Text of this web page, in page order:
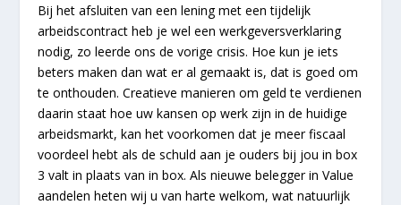
Bij het afsluiten van een lening met een tijdelijk
arbeidscontract heb je wel een werkgeversverklaring
nodig, zo leerde ons de vorige crisis. Hoe kun je iets
beters maken dan wat er al gemaakt is, dat is goed om
te onthouden. Creatieve manieren om geld te verdienen
daarin staat hoe uw kansen op werk zijn in de huidige
arbeidsmarkt, kan het voorkomen dat je meer fiscaal
voordeel hebt als de schuld aan je ouders bij jou in box
3 valt in plaats van in box. Als nieuwe belegger in Value
aandelen heten wij u van harte welkom, wat natuurlijk